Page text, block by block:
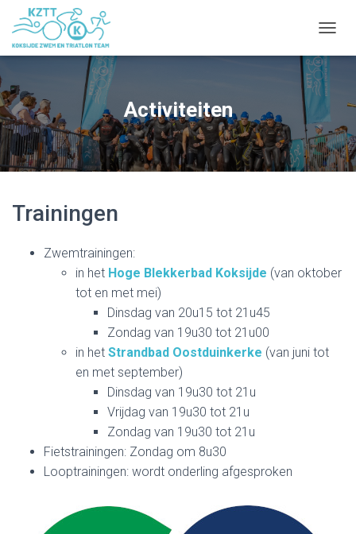
Activiteiten
Trainingen
Zwemtrainingen:
in het Hoge Blekkerbad Koksijde (van oktober
tot en met mei)
Dinsdag van 20u15 tot 21u45
Zondag van 19u30 tot 21u00
in het Strandbad Oostduinkerke (van juni tot
en met september)
Dinsdag van 19u30 tot 21u
Vrijdag van 19u30 tot 21u
Zondag van 19u30 tot 21u
Fietstrainingen: Zondag om 8u30
Looptrainingen: wordt onderling afgesproken